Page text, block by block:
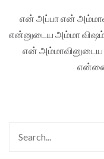
என் அப்பா என்
என்னுடைய அம்மா
என் அம்மாவினுடைய
என்னை